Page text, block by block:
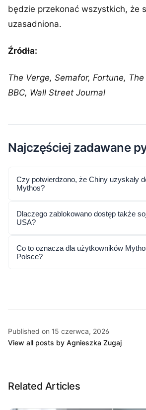
będzie przekonać wszystkich, że
uzasadniona.
Źródła:
The Verge, Semafor, Fortune,
BBC, Wall Street Journal
Najczęściej zadawane
Czy potwierdzono, że Chiny uzyskały
Mythos?
Dlaczego zablokowano dostęp także
USA?
Co to oznacza dla użytkowników
Polsce?
Published on 15 czerwca, 2026
View all posts by Agnieszka Zugaj
Related Articles